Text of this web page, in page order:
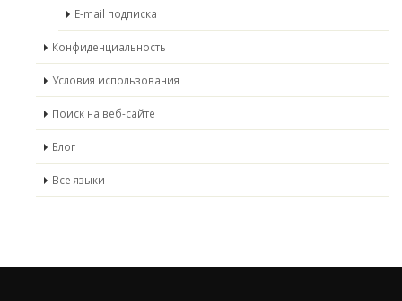
E-mail подписка
Конфиденциальность
Условия использования
Поиск на веб-сайте
Блог
Все языки